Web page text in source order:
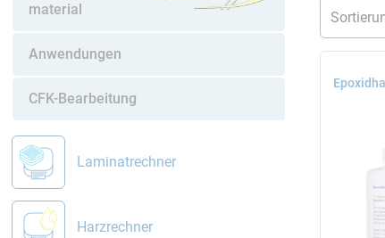
material
Anwendungen
CFK-Bearbeitung
Laminatrechner
Harzrechner